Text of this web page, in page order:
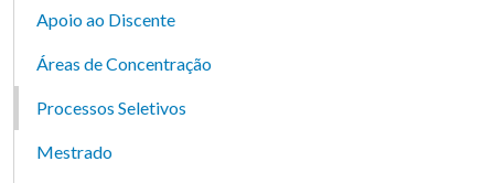
Apoio ao Discente
Áreas de Concentração
Processos Seletivos
Mestrado